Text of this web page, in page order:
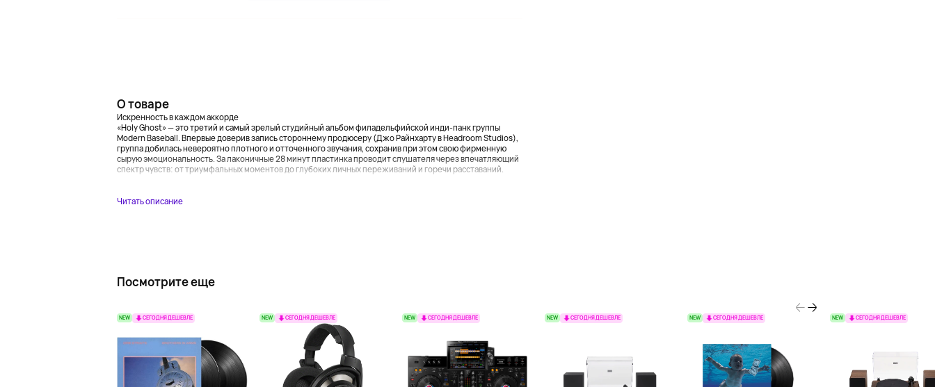
О товаре
Искренность в каждом аккорде
«Holy Ghost» — это третий и самый зрелый студийный альбом филадельфийской инди-панк группы
Modern Baseball. Впервые доверив запись стороннему продюсеру (Джо Райнхарту в Headroom Studios),
группа добилась невероятно плотного и отточенного звучания, сохранив при этом свою фирменную
сырую эмоциональность. За лаконичные 28 минут пластинка проводит слушателя через впечатляющий
спектр чувств: от триумфальных моментов до глубоких личных переживаний и горечи расставаний.
Читать описание
Посмотрите еще
NEW СЕГОДНЯ ДЕШЕВЛЕ NEW СЕГОДНЯ ДЕШЕВЛЕ NEW СЕГОДНЯ ДЕШЕВЛЕ NEW СЕГОДНЯ ДЕШЕВЛЕ NEW СЕГОДНЯ ДЕШЕВЛЕ NEW СЕГОДНЯ ДЕШЕВЛЕ